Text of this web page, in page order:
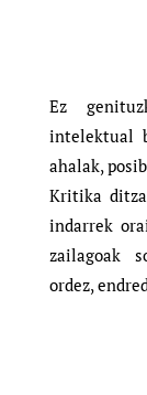
Ez
intelektual
ahalak,
Kritika
indarrek
zailagoak
ordez,